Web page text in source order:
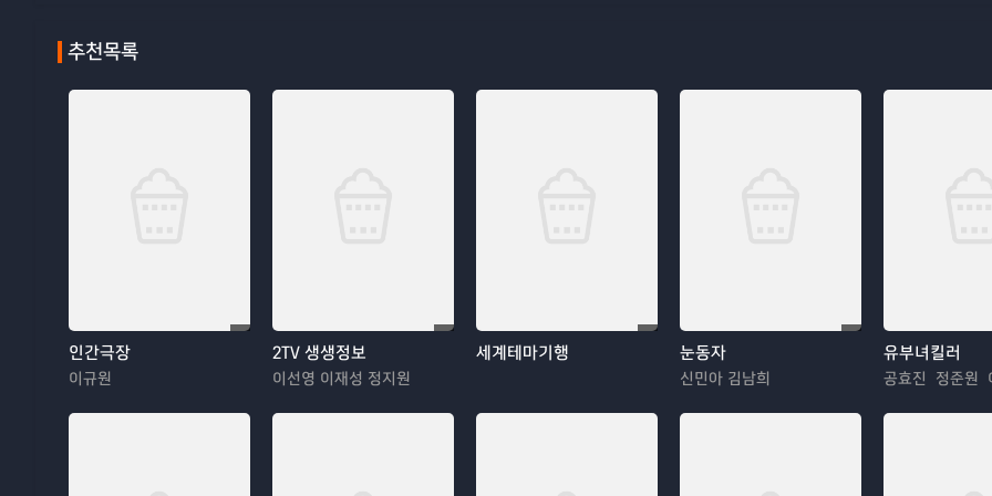
추천목록
인간극장
이규원
2TV 생생정보
이선영 이재성 정지원
세계테마기행 눈동자
신민아 김남희
유부녀킬러
공효진 정준원